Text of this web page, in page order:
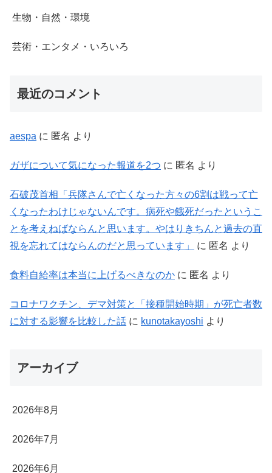
生物・自然・環境
芸術・エンタメ・いろいろ
最近のコメント
aespa に 匿名 より
ガザについて気になった報道を2つ に 匿名 より
石破茂首相「兵隊さんで亡くなった方々の6割は戦って亡
くなったわけじゃないんです。病死や餓死だったというこ
とを考えねばならんと思います。やはりきちんと過去の直
視を忘れてはならんのだと思っています」
に 匿名 より
食料自給率は本当に上げるべきなのか に 匿名 より
コロナワクチン、デマ対策と「接種開始時期」が死亡者数
に対する影響を比較した話 に kunotakayoshi より
アーカイブ
2026年8月
2026年7月
2026年6月